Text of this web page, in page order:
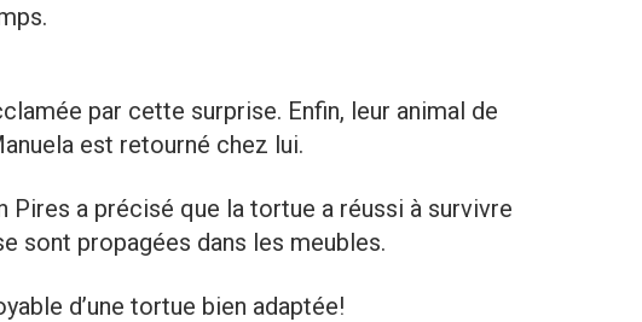
par cette surprise. Enfin, leur animal de
est retourné chez lui.
a précisé que la tortue a réussi à survivre
sont propagées dans les meubles.
d’une tortue bien adaptée!